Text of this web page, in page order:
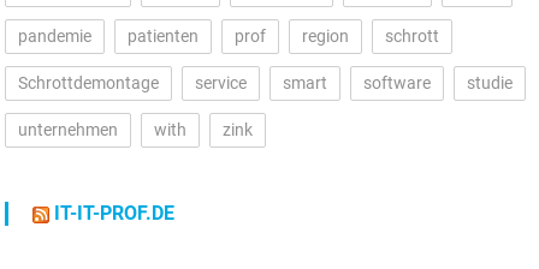
pandemie patienten prof region schrott
Schrottdemontage service smart software studie
unternehmen with zink
IT-IT-PROF.DE